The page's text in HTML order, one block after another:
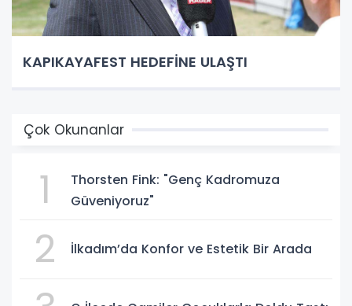
KAPIKAYAFEST HEDEFİNE ULAŞTI
Çok Okunanlar
1
Thorsten Fink: "Genç Kadromuza
Güveniyoruz"
2 İlkadım’da Konfor ve Estetik Bir Arada